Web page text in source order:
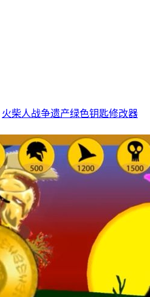
火柴人战争遗产绿色钥匙修改器